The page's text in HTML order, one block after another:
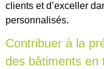
clients et d’exceller
personnalisés.
Contribuer à la
des bâtiments en